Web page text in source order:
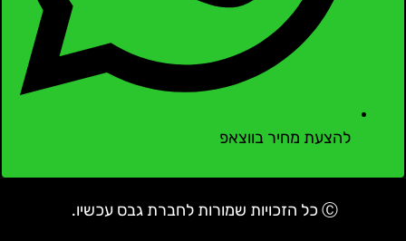
להצעת מחיר בווצאפ
Ⓒ כל הזכויות שמורות לחברת גבס עכשיו.